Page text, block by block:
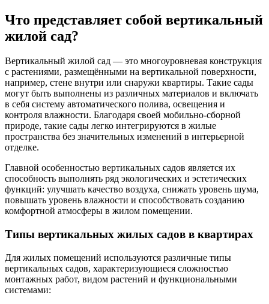
Что представляет собой вертикальный
жилой сад?
Вертикальный жилой сад — это многоуровневая конструкция
с растениями, размещёнными на вертикальной поверхности,
например, стене внутри или снаружи квартиры. Такие сады
могут быть выполнены из различных материалов и включать
в себя систему автоматического полива, освещения и
контроля влажности. Благодаря своей мобильно-сборной
природе, такие сады легко интегрируются в жилые
пространства без значительных изменений в интерьерной
отделке.
Главной особенностью вертикальных садов является их
способность выполнять ряд экологических и эстетических
функций: улучшать качество воздуха, снижать уровень шума,
повышать уровень влажности и способствовать созданию
комфортной атмосферы в жилом помещении.
Типы вертикальных жилых садов в квартирах
Для жилых помещений используются различные типы
вертикальных садов, характеризующиеся сложностью
монтажных работ, видом растений и функциональными
системами: